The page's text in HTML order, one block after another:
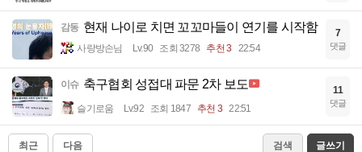
감동 현재 나이로 치면 꼬꼬마들이 연기를 시작함
사랑방손님 Lv.90 조회 3278 추천 3 22:54
7
댓글
이슈 축구협회 성접대 파문 2차 보도
슬기로움 Lv.92 조회 1847 추천 3 22:51
11
댓글
최근 다음 검색 글쓰기